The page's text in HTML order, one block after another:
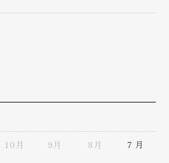
10月 9月 8月 7 月